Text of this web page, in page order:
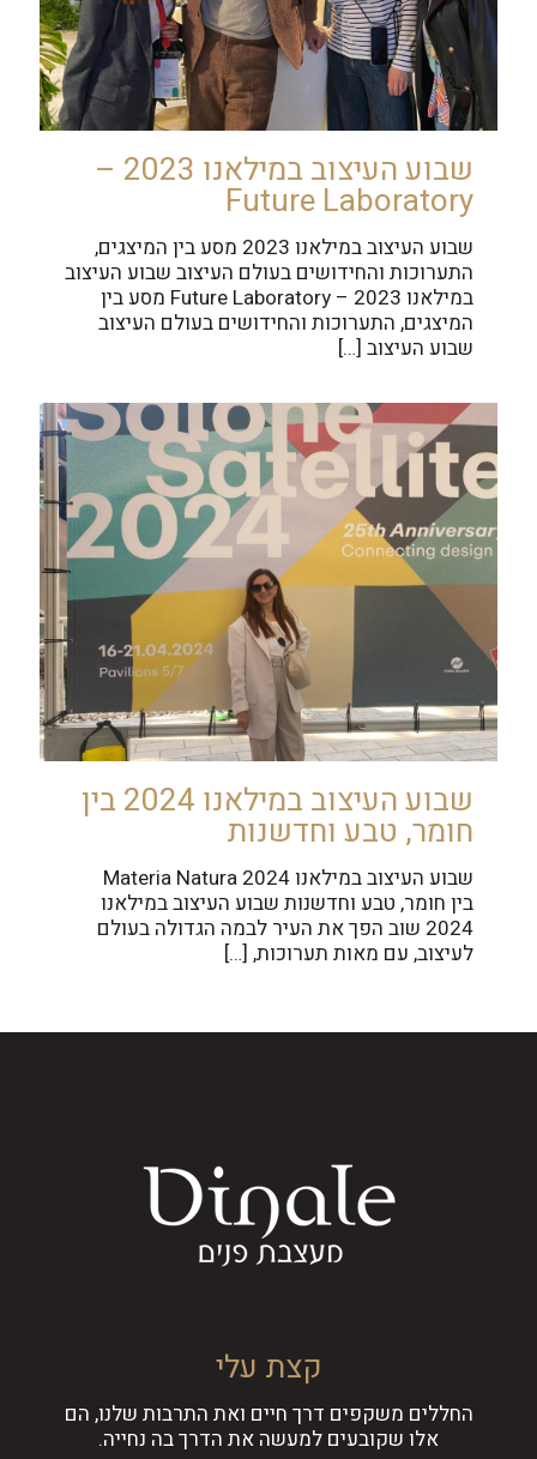
שבוע העיצוב במילאנו 2023 –
Future Laboratory
שבוע העיצוב במילאנו 2023 מסע בין המיצגים,
התערוכות והחידושים בעולם העיצוב שבוע העיצוב
במילאנו 2023 – Future Laboratory מסע בין
המיצגים, התערוכות והחידושים בעולם העיצוב
שבוע העיצוב […]
שבוע העיצוב במילאנו 2024 בין
חומר, טבע וחדשנות
בין חומר, טבע וחדשנות שבוע העיצוב במילאנו
2024 שוב הפך את העיר לבמה הגדולה בעולם
לעיצוב, עם מאות תערוכות, […]
קצת עלי
החללים משקפים דרך חיים ואת התרבות שלנו, הם
אלו שקובעים למעשה את הדרך בה נחייה.